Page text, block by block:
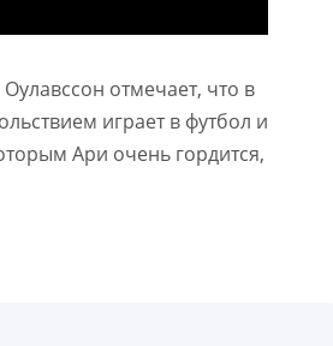
отмечает, что в
играет в футбол и
Ари очень гордится,